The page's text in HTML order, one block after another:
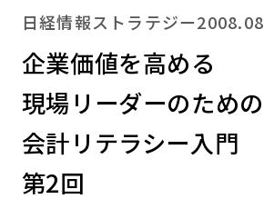
日経情報ストラテジー2008.08
企業価値を高める
現場リーダーのための
会計リテラシー入門
第2回